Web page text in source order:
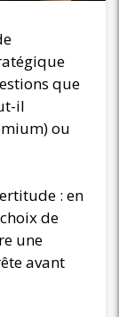
que
il
ou
: en
de
une
avant